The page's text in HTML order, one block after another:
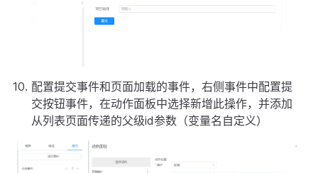
配置提交事件和页面加载的事件，右侧事件中配置提
交按钮事件，在动作面板中选择新增此操作，并添加
从列表页面传递的父级id参数（变量名自定义）